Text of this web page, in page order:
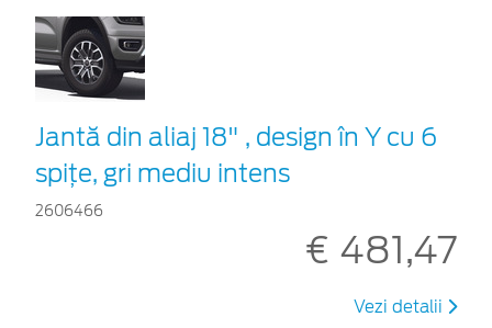
Jantă din aliaj 18" , design în Y cu 6
spițe, gri mediu intens
2606466
€ 481,47
Vezi detalii